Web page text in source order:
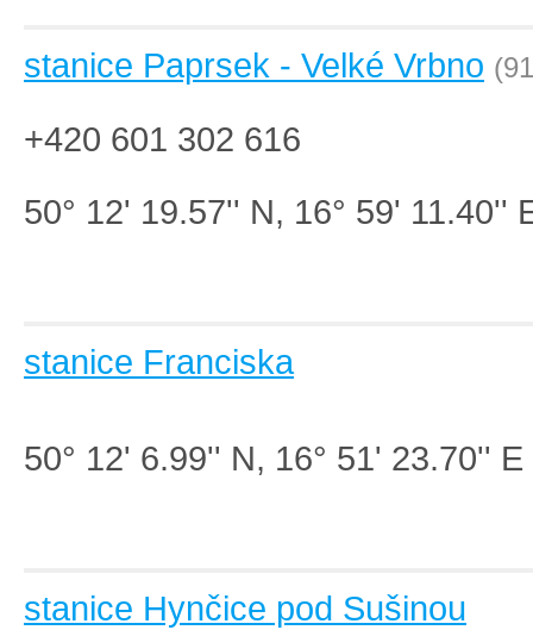
stanice Paprsek - Velké Vrbno
+420 601 302 616
50° 12' 19.57'' N, 16° 59' 11.40''
stanice Franciska
50° 12' 6.99'' N, 16° 51' 23.70'' E
stanice Hynčice pod Sušinou